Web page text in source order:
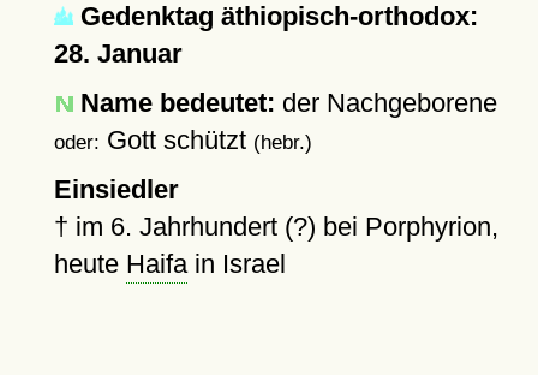
Gedenktag äthiopisch-orthodox:
28. Januar
Name bedeutet: der Nachgeborene
oder: Gott schützt (hebr.)
Einsiedler
† im 6. Jahrhundert (?) bei Porphyrion,
heute Haifain Israel